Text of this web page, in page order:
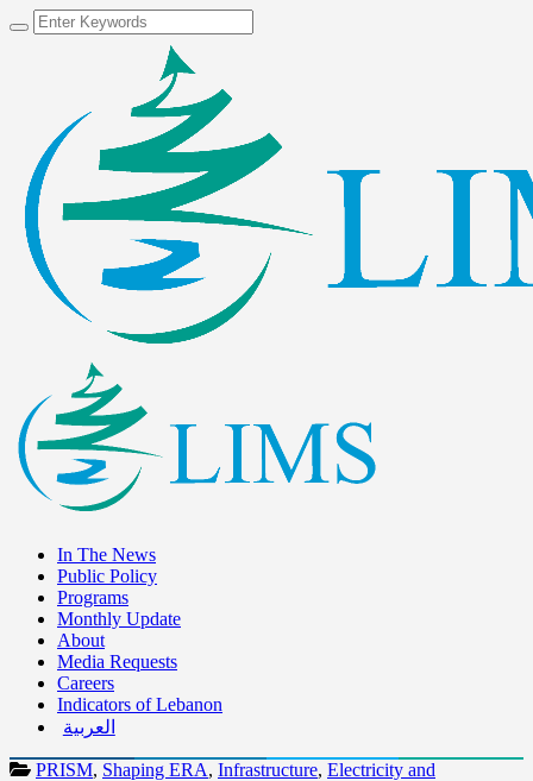
In The News
Public Policy
Programs
Monthly Update
About
Media Requests
Careers
Indicators of Lebanon
العربية
PRISM, Shaping ERA, Infrastructure, Electricity and